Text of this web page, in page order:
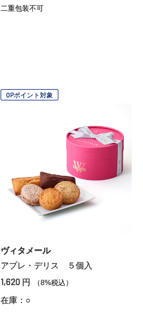
二重包装不可
OPポイント対象
ヴィタメール
アプレ・デリス ５個入
1,620 円 （8%税込）
在庫：○